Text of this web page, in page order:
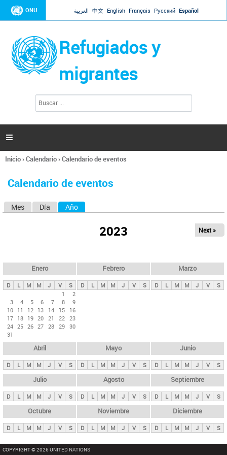
Jump to navigation
ONU العربية 中文 English Français Русский Español
Refugiados y
migrantes
l
d
s

Se
usted
Inicio›Calendario›Calendario de eventos
Calendario de eventos
s
p
n
c
i
p
l
e
s
Mes Día Año
2023 Next »
Enero
D L M M J V
S
1
2
3
4 5 6 7 8
9
10 11 12 13 14 15
16
17 18 19 20 21 22 23
24 25 26 27 28 29 30
31
Febrero
D L M M J V S
Marzo
D L M M J V S
Abril
D L M M J V S
Mayo
D L M M J V S
Junio
D L M M J V S
Julio
D L M M J V S
Agosto
D L M M J V S
Septiembre
D L M M J V S
Octubre
D L M M J V S
Noviembre
D L M M J V S
Diciembre
D L M M J V S
COPYRIGHT © 2026 UNITED NATIONS